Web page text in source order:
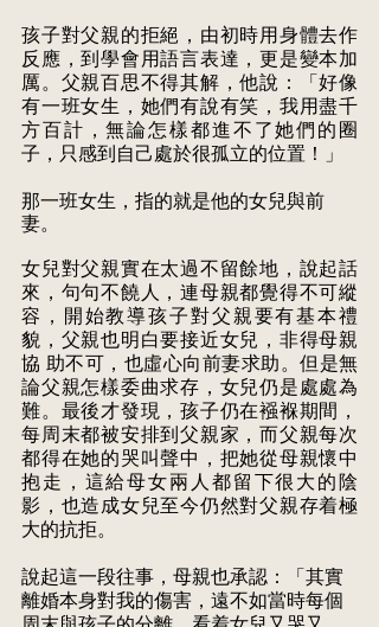
孩子對父親的拒絕，由初時用身體去作
反應，到學會用語言表達，更是變本加
厲。父親百思不得其解，他說：「好像
有一班女生，她們有說有笑，我用盡千
方百計，無論怎樣都進不了她們的圈
子，只感到自己處於很孤立的位置！」
那一班女生，指的就是他的女兒與前
妻。
女兒對父親實在太過不留餘地，說起話
來，句句不饒人，連母親都覺得不可縱
容，開始教導孩子對父親要有基本禮
貌，父親也明白要接近女兒，非得母親
協 助不可，也虛心向前妻求助。但是無
論父親怎樣委曲求存，女兒仍是處處為
難。最後才發現，孩子仍在襁褓期間，
每周末都被安排到父親家，而父親每次
都得在她的哭叫聲中，把她從母親懷中
抱走，這給母女兩人都留下很大的陰
影，也造成女兒至今仍然對父親存着極
大的抗拒。
說起這一段往事，母親也承認：「其實
離婚本身對我的傷害，遠不如當時每個